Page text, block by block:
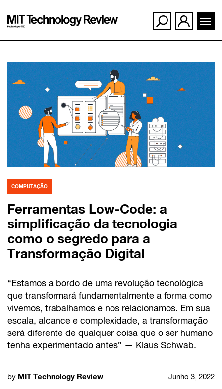
para
conteúdo
COMPUTAÇÃO
Ferramentas Low-Code: a
simplificação da tecnologia
como o segredo para a
Transformação Digital
“Estamos a bordo de uma revolução tecnológica
que transformará fundamentalmente a forma como
vivemos, trabalhamos e nos relacionamos. Em sua
escala, alcance e complexidade, a transformação
será diferente de qualquer coisa que o ser humano
tenha experimentado antes” — Klaus Schwab.
by MIT Technology Review Junho 3, 2022